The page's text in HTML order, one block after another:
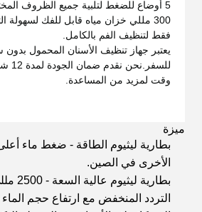
5 أوضاع للضغط لتلبية جميع الظروف المختلفة للأسنان واللثة.
300 مللي خزان مياه قابل للفك لسهولة
فقط لتنظيف الفم بالكامل.
يعتبر جهاز تنظيف الأسنان المحمول
وقت لمزيد من المساعدة.
ميزة
بطارية ليثيوم الطاقة - ضغط ماء
الأخرى في الصين.
بطارية ليثيوم عالية السعة - 2500 مللي أمبير.
التردد المنخفض مع ارتفاع حجم